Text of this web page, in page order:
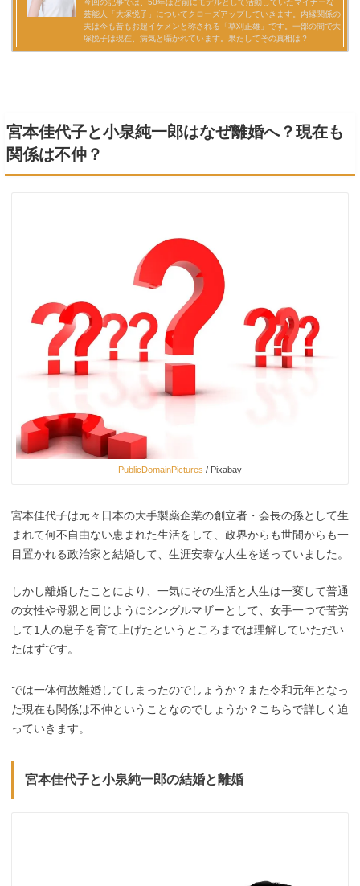
宮本佳代子と小泉純一郎はなぜ離婚へ？現在も
関係は不仲？
PublicDomainPictures / Pixabay
宮本佳代子は元々日本の大手製薬企業の創立者・会長の孫として生
まれて何不自由ない恵まれた生活をして、政界からも世間からも一
目置かれる政治家と結婚して、生涯安泰な人生を送っていました。
しかし離婚したことにより、一気にその生活と人生は一変して普通
の女性や母親と同じようにシングルマザーとして、女手一つで苦労
して1人の息子を育て上げたというところまでは理解していただい
たはずです。
では一体何故離婚してしまったのでしょうか？また令和元年となっ
た現在も関係は不仲ということなのでしょうか？こちらで詳しく迫
っていきます。
宮本佳代子と小泉純一郎の結婚と離婚